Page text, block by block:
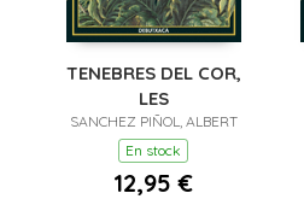
TENEBRES DEL COR,
LES
SANCHEZ PIÑOL, ALBERT
En stock
12,95 €